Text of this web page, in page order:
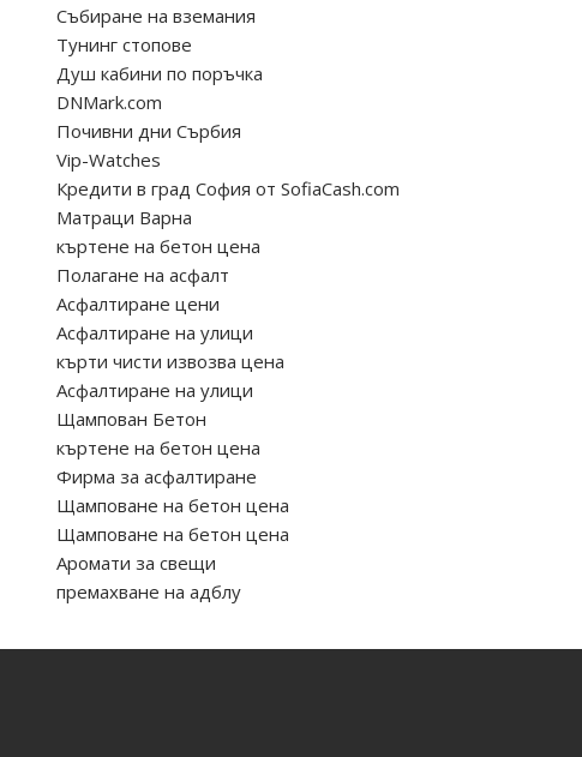
Събиране на вземания
Тунинг стопове
Душ кабини по поръчка
DNMark.com
Почивни дни Сърбия
Vip-Watches
Кредити в град София от SofiaCash.com
Матраци Варна
къртене на бетон цена
Полагане на асфалт
Асфалтиране цени
Асфалтиране на улици
кърти чисти извозва цена
Асфалтиране на улици
Щампован Бетон
къртене на бетон цена
Фирма за асфалтиране
Щамповане на бетон цена
Щамповане на бетон цена
Аромати за свещи
премахване на адблу